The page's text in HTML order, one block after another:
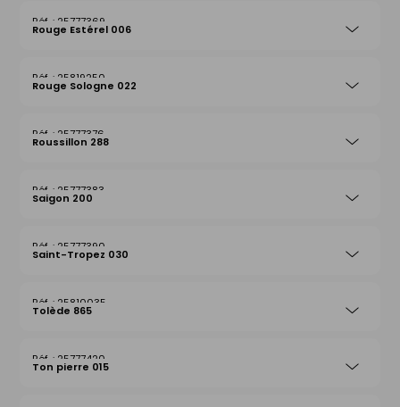
25777369
Rouge Estérel 006
25819250
Rouge Sologne 022
25777376
Roussillon 288
25777383
Saigon 200
25777390
Saint-Tropez 030
25810035
Tolède 865
25777420
Ton pierre 015